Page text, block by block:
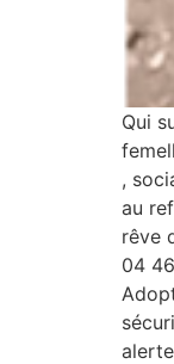
Qui
,
au
rêve
04